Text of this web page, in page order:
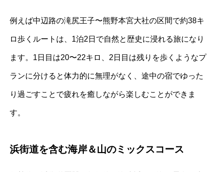
例えば中辺路の滝尻王子〜熊野本宮大社の区間で約38キ
ロ歩くルートは、1泊2日で自然と歴史に浸れる旅になり
ます。1日目は20〜22キロ、2日目は残りを歩くようなプ
ランに分けると体力的に無理がなく、途中の宿でゆった
り過ごすことで疲れを癒しながら楽しむことができま
す。
浜街道を含む海岸＆山のミックスコース